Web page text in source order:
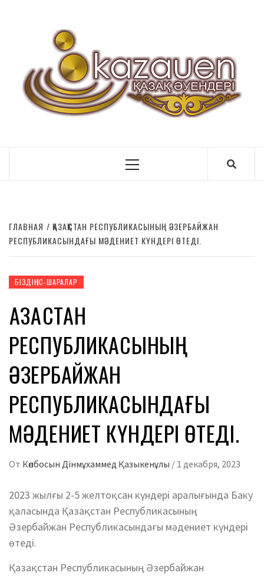
Primary
ГЛАВНАЯ
ҚАЗАҚСТАН РЕСПУБЛИКАСЫНЫҢ ӘЗЕРБАЙЖАН
РЕСПУБЛИКАСЫНДАҒЫ МӘДЕНИЕТ КҮНДЕРІ ӨТЕДІ.
БІЗДІҢ ІС-ШАРАЛАР
ҚАЗАҚСТАН
РЕСПУБЛИКАСЫНЫҢ
ӘЗЕРБАЙЖАН
РЕСПУБЛИКАСЫНДАҒЫ
МӘДЕНИЕТ КҮНДЕРІ ӨТЕДІ.
От Көпбосын Дінмұхаммед Қазыкенұлы / 1 декабря, 2023
2023 жылғы 2-5 желтоқсан күндері аралығында Баку
қаласында Қазақстан Республикасының
Әзербайжан Республикасындағы мәдениет күндері
өтеді.
Қазақстан Республикасының Әзербайжан